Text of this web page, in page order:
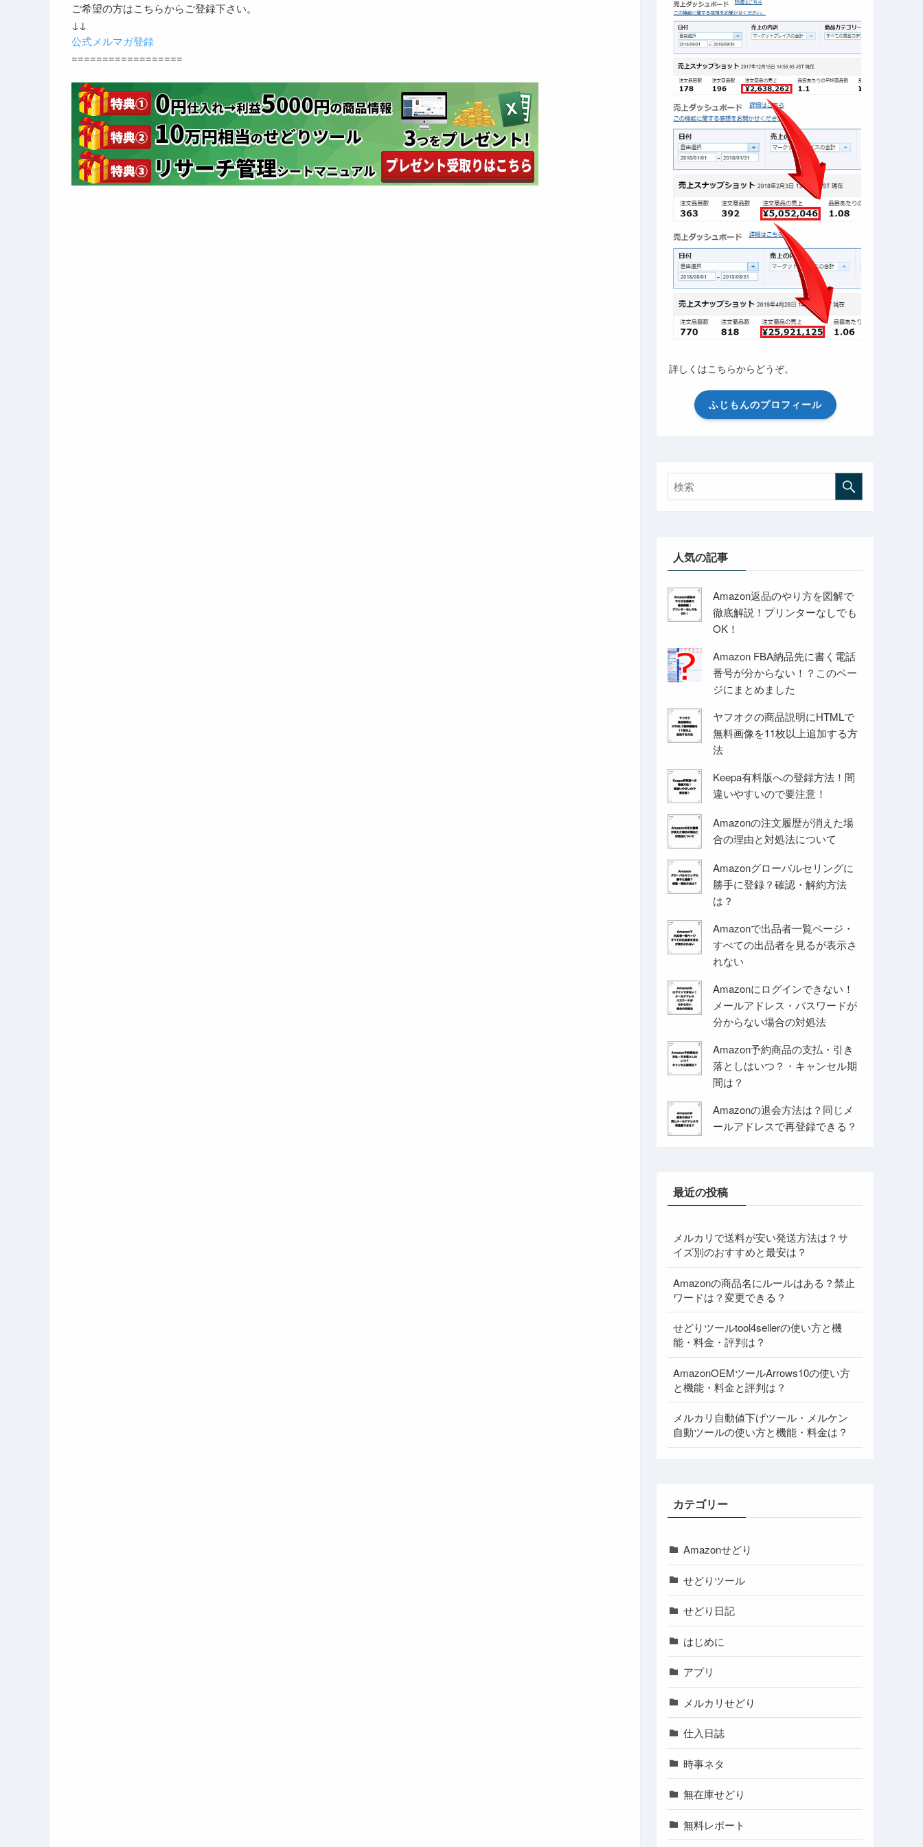
ご希望の方はこちらからご登録下さい。
↓↓
公式メルマガ登録
==================
詳しくはこちらからどうぞ。
ふじもんのプロフィール
人気の記事
Amazon返品のやり方を図解で
徹底解説！プリンターなしでも
OK！
Amazon FBA納品先に書く電話
番号が分からない！？このペー
ジにまとめました
ヤフオクの商品説明にHTMLで
無料画像を11枚以上追加する方
法
Keepa有料版への登録方法！間
違いやすいので要注意！
Amazonの注文履歴が消えた場
合の理由と対処法について
Amazonグローバルセリングに
勝手に登録？確認・解約方法
は？
Amazonで出品者一覧ページ・
すべての出品者を見るが表示さ
れない
Amazonにログインできない！
メールアドレス・パスワードが
分からない場合の対処法
Amazon予約商品の支払・引き
落としはいつ？・キャンセル期
間は？
Amazonの退会方法は？同じメ
ールアドレスで再登録できる？
最近の投稿
メルカリで送料が安い発送方法は？サ
イズ別のおすすめと最安は？
Amazonの商品名にルールはある？禁止
ワードは？変更できる？
せどりツールtool4sellerの使い方と機
能・料金・評判は？
AmazonOEMツールArrows10の使い方
と機能・料金と評判は？
メルカリ自動値下げツール・メルケン
自動ツールの使い方と機能・料金は？
カテゴリー
Amazonせどり
せどりツール
せどり日記
はじめに
アプリ
メルカリせどり
仕入日誌
時事ネタ
無在庫せどり
無料レポート